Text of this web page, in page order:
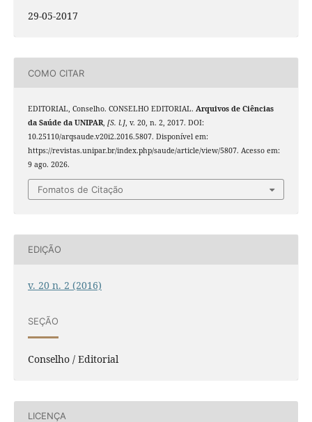
29-05-2017
COMO CITAR
EDITORIAL, Conselho. CONSELHO EDITORIAL. Arquivos de Ciências
da Saúde da UNIPAR, [S. l.], v. 20, n. 2, 2017. DOI:
10.25110/arqsaude.v20i2.2016.5807. Disponível em:
https://revistas.unipar.br/index.php/saude/article/view/5807. Acesso em:
9 ago. 2026.
Fomatos de Citação
EDIÇÃO
v. 20 n. 2 (2016)
SEÇÃO
Conselho / Editorial
LICENÇA